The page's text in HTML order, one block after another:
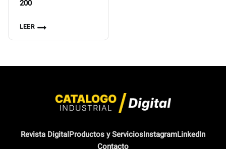
200
LEER
Revista DigitalProductos y ServiciosInstagramLinkedIn
Contacto